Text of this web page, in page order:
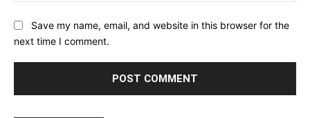
Save my name, email, and website in this browser for the
next time I comment.